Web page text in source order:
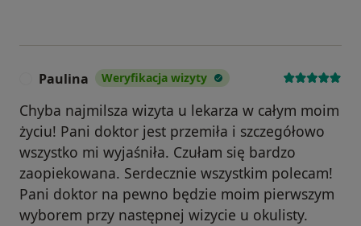
Paulina Weryfikacja wizyty
Chyba najmilsza wizyta u lekarza w całym moim
życiu! Pani doktor jest przemiła i szczegółowo
wszystko mi wyjaśniła. Czułam się bardzo
zaopiekowana. Serdecznie wszystkim polecam!
Pani doktor na pewno będzie moim pierwszym
wyborem przy następnej wizycie u okulisty.